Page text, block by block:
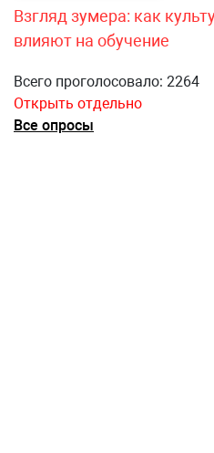
Взгляд зумера: как
влияют на обучение
Всего проголосовало: 2264
Открыть отдельно
Все опросы